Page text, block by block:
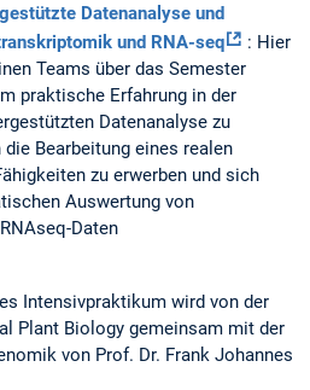
Datenanalyse und
und RNA-seq
: Hier
Teams über das Semester
praktische Erfahrung in der
Datenanalyse zu
Bearbeitung eines realen
zu erwerben und sich
Auswertung von
Daten
Intensivpraktikum wird von der
Plant Biology gemeinsam mit der
von Prof. Dr. Frank Johannes